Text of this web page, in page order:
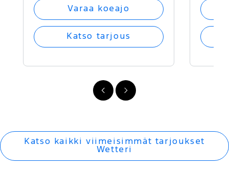
FI
-
FI
-
Varaa koeajo
Katso tarjous
Katso kaikki viimeisimmät tarjoukset
Wetteri